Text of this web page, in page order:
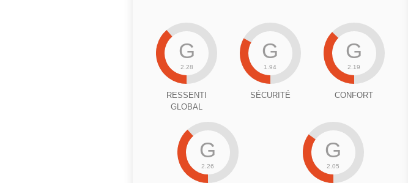
G
2.28
RESSENTI
GLOBAL
G
1.94
SÉCURITÉ
G
2.19
CONFORT
G
2.26
G
2.05